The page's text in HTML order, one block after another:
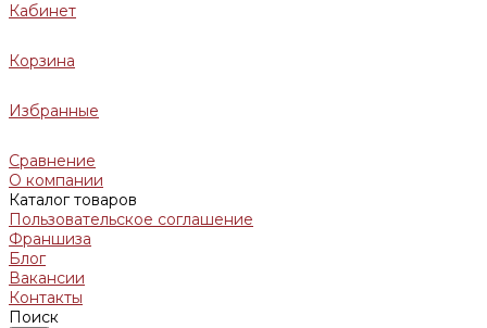
Кабинет
Корзина
Избранные
Сравнение
О компании
Каталог товаров
Пользовательское соглашение
Франшиза
Блог
Вакансии
Контакты
Поиск